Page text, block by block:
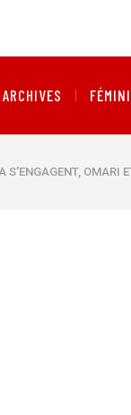
ARCHIVES
S’ENGAGENT, OMARI